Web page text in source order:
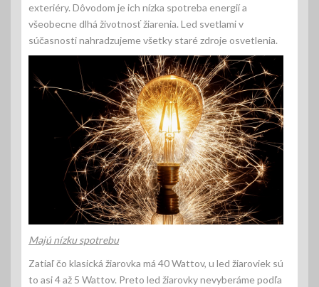
exteriéry. Dôvodom je ich nízka spotreba energií a
všeobecne dlhá životnosť žiarenia. Led svetlami v
súčasnosti nahradzujeme všetky staré zdroje osvetlenia.
Majú nízku spotrebu
Zatiaľ čo klasická žiarovka má 40 Wattov, u led žiaroviek sú
to asi 4 až 5 Wattov. Preto led žiarovky nevyberáme podľa